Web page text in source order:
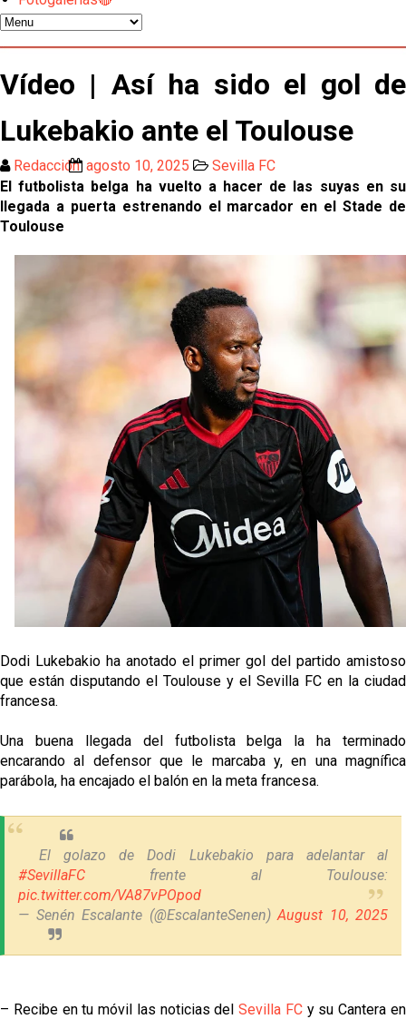
El Sevilla FC pregunta al Atlético de Madrid por la
situación de Iker Luque
Nico Guillén:"Es importante que el equipo sea una
familia y se refleje en el campo"
El Sevilla oficializa el traspaso de Sow
Miguel Sierra: La temporada pasada se vio
reflejado que podemos tirar para delante y
trabajamos con ilusión
OFICIAL | Juanlu se marcha al Bournemouth
Los posibles herederos del número 16 tras la
marcha de Juanlu
Alberto Flores, muy cerca de convertirse en nuevo
jugador del Granada CF
El Granada negocia con el Sevilla FC por Alberto
Flores
El Sevilla continúa con despidos y rechaza una
oferta de 420 millones por el club
El Sevilla mueve ficha por Robbie Ure: la opción 'A'
para el ataque nervionense
Vídeo | Así ha sido el gol de
Lukebakio ante el Toulouse
Redacción agosto 10, 2025
Sevilla FC
El futbolista belga ha vuelto a hacer de las suyas en su
llegada a puerta estrenando el marcador en el Stade de
Toulouse
Dodi Lukebakio ha anotado el primer gol del partido amistoso
que están disputando el Toulouse y el Sevilla FC en la ciudad
francesa.
Una buena llegada del futbolista belga la ha terminado
encarando al defensor que le marcaba y, en una magnífica
parábola, ha encajado el balón en la meta francesa.
El golazo de Dodi Lukebakio para adelantar al
#SevillaFC frente al Toulouse:
pic.twitter.com/VA87vPOpod
— Senén Escalante (@EscalanteSenen)August 10, 2025
– Recibe en tu móvil las noticias delSevilla FCy su Cantera en